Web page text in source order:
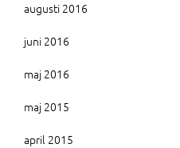
augusti 2016
juni 2016
maj 2016
maj 2015
april 2015